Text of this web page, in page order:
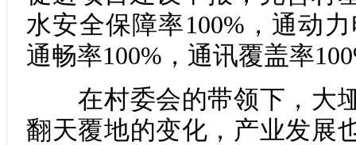
水安全保障率100%，通动
通畅率100%，通讯覆盖率
在村委会的带领下，大
翻天覆地的变化，产业发展